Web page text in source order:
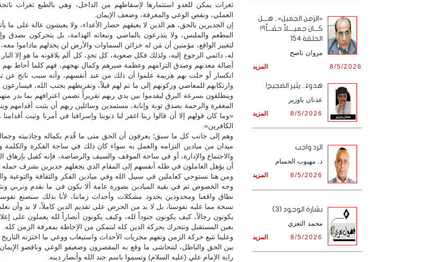
ثغرات يمكن للعدو استثمارها لإسقاطهم من الداخل، وهي بالطبع ثغرات
العملي، ونقص الوعي والمعرفة، وضعف الإيمان.
إن الجديرين بالحق، هم الذين لا يعيقهم حصار الأعداء، ولا يعيشون عالة على ما
المطعم والملبس، ولا يتذرعون بالماضي وتبعاته الهدامة، بل يتحركون بصدق
لتغيير الواقع، مؤمنين أن مَن له خزائن السماوات والأرض لن يخذلهم ماداموا
له، دائمي الرجوع إليه، ولذلك فكل صعوبة، كل تحدٍ، كل ألم يلاقونه ما هو إلا
أصالة معدنهم وصدق التزامهم وعظمة صبرهم وكمال نهجهم، فهم كلما أحاط
انكسار أو حلت بهم هزيمة علموا أن ذلك من عند أنفسهم، وأنه سبب ناتج عن
وارتكابهم للمعاصي وركونهم إلى ما تم لهم قبلاً، وتفريطهم بجنب الله،
وينطلقون بسرعة البرق ليقدموا بين يدي ربهم تقريراً تضمن اعترافهم بما بدر
المغفرة والرحمة بصدق توبة وإنابة، مستمدين وسائلين ربهم أن يثبت أقدامهم
«وما كان قولهم إلا أن قالوا ربنا اغفر لنا ذنوبنا وإسرافنا في أمرنا وثبت
الكافرين».
وهم إلى جانب كل ما سبق؛ يعرفون أن الحق متى ما قُدم بكماله وجاذبيته
ميدان من ميادين التزامه والعمل به سواء كان ذلك في ساحة الفكرة والكلمة
والاجتماع والإدارة، أو في ساحة الموقف والسيف والرصاصة، فإنه كفيل
أن يؤهل العاملون في ظله أنفسهم إلى المقام الذي يجعلهم جديرين بشرف حمله
ومن هنا نستوحي كعاملين في سبيل الله وفي ميادين الفكر والثقافة والتوعية
وجه الخصوص ثم في بقية الميادين بصورة عامة ألا نكون في ما نقدم ونربي
نطاق واقعنا ومحدودين بحدود مشكلات وأحداث زماننا، لأنا بذلك سنصنع
نسخة مما عليه نفوسنا، بل لا بد من الحرص على تقديم الدين كاملاً، لا بد وأن
يكونون رجالاً، كيف يكونون جنوداً لله، وكيف يكونون أنصاراً لله يعملون على
بعين المستقبل ونتحرك بحركة الدين كله لنتمكن من الإحاطة بمعرفة الزمن كله.
وعلينا تتبع حركة الزمن وتفهم مجريات الأحداث واستيعاب ووعي ما اختزنه
بين الحق والباطل، لنتحاشى ما وقع به المقصرون وضعيفو الوعي وناقصو
راية الإمام علي (عليه السلام) وتسموا باسم جند الله وأنصار دينه.
«الزمن الجميل».. هـــل
كـــان جميــــلاً حقـــاً؟!
الحلقة 154
مروان ناصح
المزيد 8/5/2026
هدوءٌ.. يثير الضجيج!
عدنان باوزير
المزيد 8/5/2026
الرد واجب
د. مهيوب الحسام
المزيد 8/5/2026
بشارة الوجود (3)
محمد التعزي
المزيد 8/5/2026